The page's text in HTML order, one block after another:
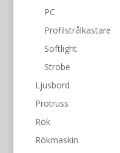
PC
Profilstrålkastare
Softlight
Strobe
Ljusbord
Protruss
Rök
Rökmaskin